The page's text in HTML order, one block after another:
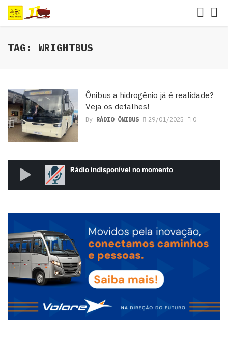
TAG: WRIGHTBUS
Ônibus a hidrogênio já é realidade?
Veja os detalhes!
By RÁDIO ÔNIBUS 29/01/2025 0